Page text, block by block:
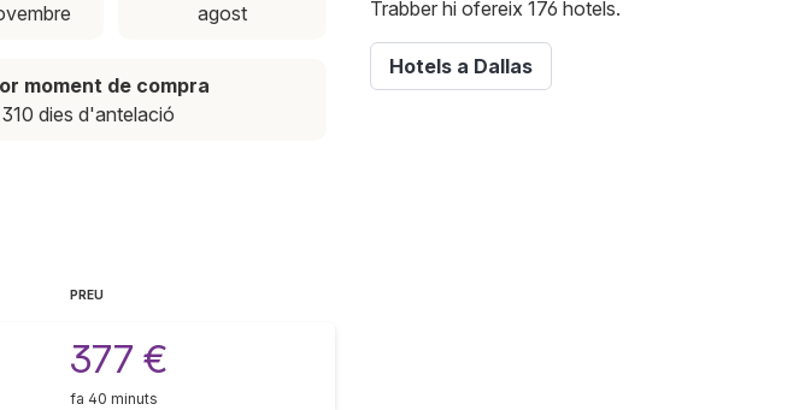
agost
moment de compra
310 dies d'antelació
PREU
377 €
fa 40 minuts
Trabber hi ofereix 176 hotels.
Hotels a Dallas